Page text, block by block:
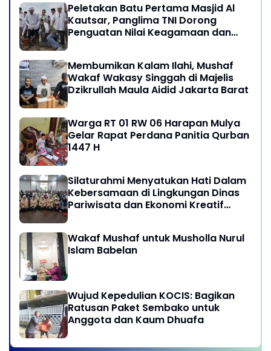
Peletakan Batu Pertama Masjid Al
Kautsar, Panglima TNI Dorong
Penguatan Nilai Keagamaan dan
Membumikan Kalam Ilahi, Mushaf
Wakaf Wakasy Singgah di Majelis
Dzikrullah Maula Aidid Jakarta Barat
Warga RT 01 RW 06 Harapan Mulya
Gelar Rapat Perdana Panitia Qurban
1447 H
Silaturahmi Menyatukan Hati Dalam
Kebersamaan di Lingkungan Dinas
Pariwisata dan Ekonomi Kreatif
Wakaf Mushaf untuk Musholla Nurul
Islam Babelan
Wujud Kepedulian KOCIS: Bagikan
Ratusan Paket Sembako untuk
Anggota dan Kaum Dhuafa